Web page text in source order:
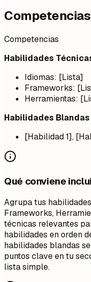
Competencias
Competencias
Habilidades
Idiomas: [Lista]
Frameworks:
Herramientas:
Habilidades Blandas
[Habilidad 1],
Qué conviene
Agrupa tus
Frameworks,
técnicas relevantes
habilidades en orden
habilidades blandas
puntos clave en tu
lista simple.